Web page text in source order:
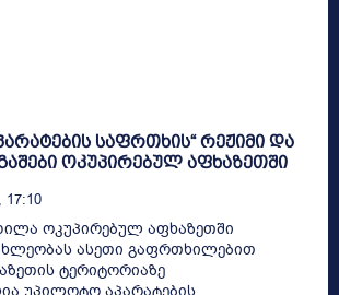
საფრთხის“ რეჟიმი და
ოკუპირებულ აფხაზეთში
17:10
ოკუპირებულ აფხაზეთში
ასეთი გაფრთხილებით
ტერიტორიაზე